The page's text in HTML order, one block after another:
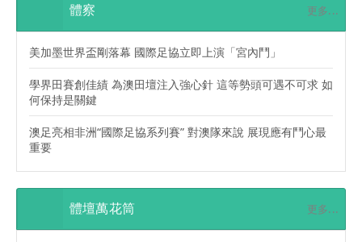
體察 更多...
美加墨世界盃剛落幕 國際足協立即上演「宮內鬥」
學界田賽創佳績 為澳田壇注入強心針 這等勢頭可遇不可求 如
何保持是關鍵
澳足亮相非洲“國際足協系列賽” 對澳隊來說 展現應有鬥心最
重要
體壇萬花筒 更多...